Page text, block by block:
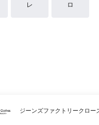
レ ロ
ジーンズファクトリークロー